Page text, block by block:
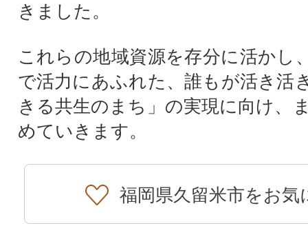
きました。
これらの地域資源を存分に活かし
で活力にあふれた、誰もが活き活
きる共生のまち」の実現に向け、
めていきます。
福岡県久留米市をお気